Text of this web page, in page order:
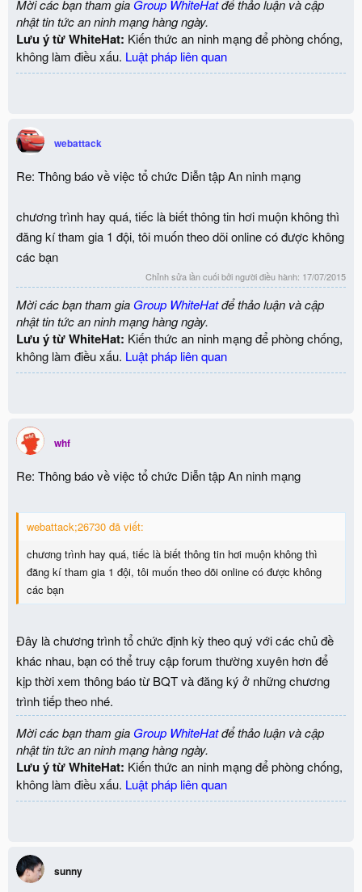
Mời các bạn tham gia Group WhiteHatđể thảo luận và cập
nhật tin tức an ninh mạng hàng ngày.
Lưu ý từ WhiteHat: Kiến thức an ninh mạng để phòng chống,
không làm điều xấu. Luật pháp liên quan
webattack
Re: Thông báo về việc tổ chức Diễn tập An ninh mạng
chương trình hay quá, tiếc là biết thông tin hơi muộn không thì
đăng kí tham gia 1 đội, tôi muốn theo dõi online có được không
các bạn
Chỉnh sửa lần cuối bởi người điều hành: 17/07/2015
Mời các bạn tham gia Group WhiteHatđể thảo luận và cập
nhật tin tức an ninh mạng hàng ngày.
Lưu ý từ WhiteHat: Kiến thức an ninh mạng để phòng chống,
không làm điều xấu. Luật pháp liên quan
whf
Re: Thông báo về việc tổ chức Diễn tập An ninh mạng
webattack;26730 đã viết:
chương trình hay quá, tiếc là biết thông tin hơi muộn không thì
đăng kí tham gia 1 đội, tôi muốn theo dõi online có được không
các bạn
Đây là chương trình tổ chức định kỳ theo quý với các chủ đề
khác nhau, bạn có thể truy cập forum thường xuyên hơn để
kịp thời xem thông báo từ BQT và đăng ký ở những chương
trình tiếp theo nhé.
Mời các bạn tham gia Group WhiteHatđể thảo luận và cập
nhật tin tức an ninh mạng hàng ngày.
Lưu ý từ WhiteHat: Kiến thức an ninh mạng để phòng chống,
không làm điều xấu. Luật pháp liên quan
sunny